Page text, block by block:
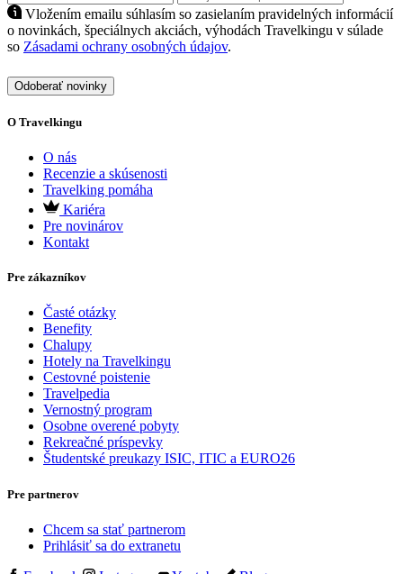
Vložením emailu súhlasím so zasielaním pravidelných informácií
o novinkách, špeciálnych akciách, výhodách Travelkingu v súlade
so Zásadami ochrany osobných údajov.
Odoberať novinky
O Travelkingu
O nás
Recenzie a skúsenosti
Travelking pomáha
Kariéra
Pre novinárov
Kontakt
Pre zákazníkov
Časté otázky
Benefity
Chalupy
Hotely na Travelkingu
Cestovné poistenie
Travelpedia
Vernostný program
Osobne overené pobyty
Rekreačné príspevky
Študentské preukazy ISIC, ITIC a EURO26
Pre partnerov
Chcem sa stať partnerom
Prihlásiť sa do extranetu